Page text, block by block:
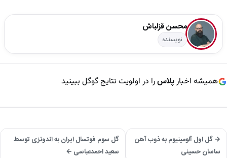
محسن قزلباش
نویسنده
همیشه اخبارپلاسرا در اولویت نتایج گوگل ببینید
→ گل اول آلومینیوم به ذوب آهن
ساسان حسینی
گل سوم فوتسال ایران به اندونزی توسط
سعید احمدعباسی ←